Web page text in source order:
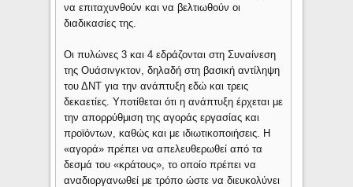
να επιταχυνθούν και να βελτιωθούν οι
διαδικασίες της.
Οι πυλώνες 3 και 4 εδράζονται στη Συναίνεση
της Ουάσινγκτον, δηλαδή στη βασική αντίληψη
του ΔΝΤ για την ανάπτυξη εδώ και τρεις
δεκαετίες. Υποτίθεται ότι η ανάπτυξη έρχεται με
την απορρύθμιση της αγοράς εργασίας και
προϊόντων, καθώς και με ιδιωτικοποιήσεις. Η
«αγορά» πρέπει να απελευθερωθεί από τα
δεσμά του «κράτους», το οποίο πρέπει να
αναδιοργανωθεί με τρόπο ώστε να διευκολύνει